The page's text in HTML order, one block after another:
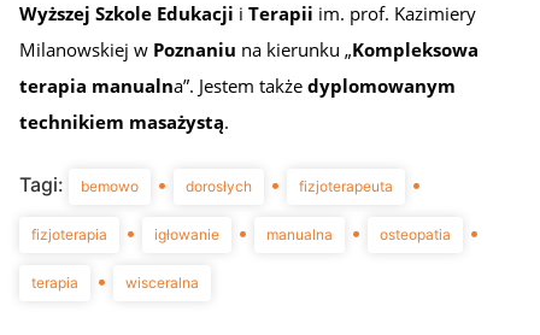
Wyższej Szkole Edukacji i Terapii im. prof. Kazimiery
Milanowskiej w Poznaniu na kierunku „Kompleksowa
terapia manualna”. Jestem także dyplomowanym
technikiem masażystą.
Tagi: bemowo • dorosłych • fizjoterapeuta •
fizjoterapia • igłowanie • manualna • osteopatia •
terapia • wisceralna